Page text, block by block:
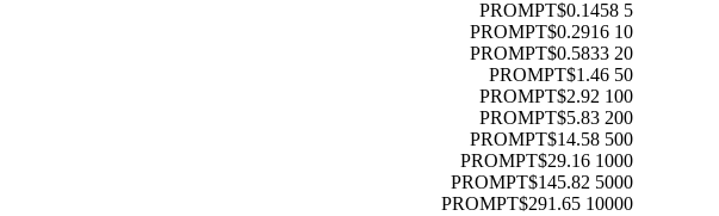
5 PROMPT
$0.1458
10 PROMPT
$0.2916
20 PROMPT
$0.5833
50 PROMPT
$1.46
100 PROMPT
$2.92
200 PROMPT
$5.83
500 PROMPT
$14.58
1000 PROMPT
$29.16
5000 PROMPT
$145.82
10000 PROMPT
$291.65